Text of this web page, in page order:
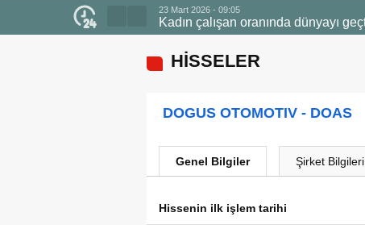
23 Mart 2026 - 09:05
Kadın çalışan oranında dünyayı
HİSSELER
DOGUS OTOMOTIV - DOAS
Genel Bilgiler Şirket Bilgileri
Hissenin ilk işlem tarihi